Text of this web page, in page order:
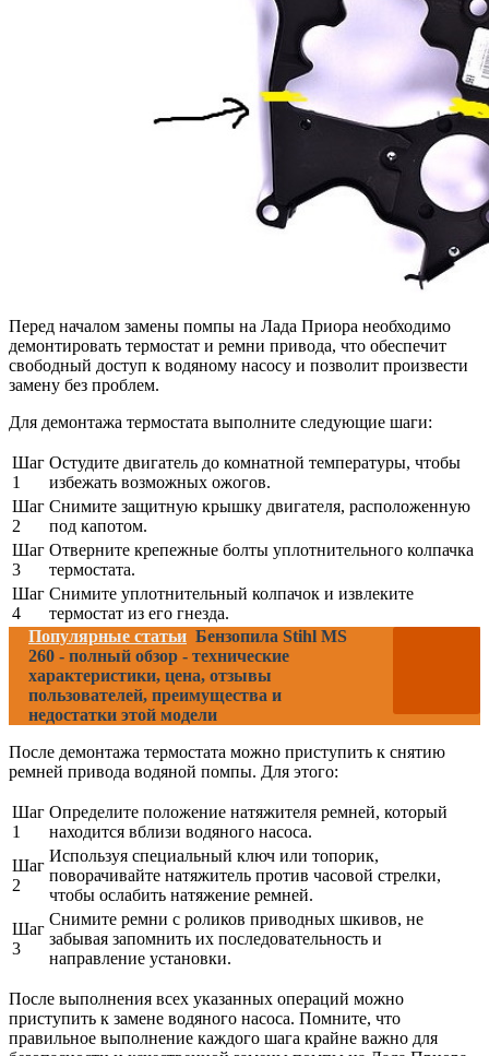
Перед началом замены помпы на Лада Приора необходимо
демонтировать термостат и ремни привода, что обеспечит
свободный доступ к водяному насосу и позволит произвести
замену без проблем.
Для демонтажа термостата выполните следующие шаги:
Шаг
1
Остудите двигатель до комнатной температуры, чтобы
избежать возможных ожогов.
Шаг
2
Снимите защитную крышку двигателя, расположенную
под капотом.
Шаг
3
Отверните крепежные болты уплотнительного колпачка
термостата.
Шаг
4
Снимите уплотнительный колпачок и извлеките
термостат из его гнезда.
Популярные статьи Бензопила Stihl MS
260 - полный обзор - технические
характеристики, цена, отзывы
пользователей, преимущества и
недостатки этой модели
После демонтажа термостата можно приступить к снятию
ремней привода водяной помпы. Для этого:
Шаг
1
Определите положение натяжителя ремней, который
находится вблизи водяного насоса.
Шаг
2
Используя специальный ключ или топорик,
поворачивайте натяжитель против часовой стрелки,
чтобы ослабить натяжение ремней.
Шаг
3
Снимите ремни с роликов приводных шкивов, не
забывая запомнить их последовательность и
направление установки.
После выполнения всех указанных операций можно
приступить к замене водяного насоса. Помните, что
правильное выполнение каждого шага крайне важно для